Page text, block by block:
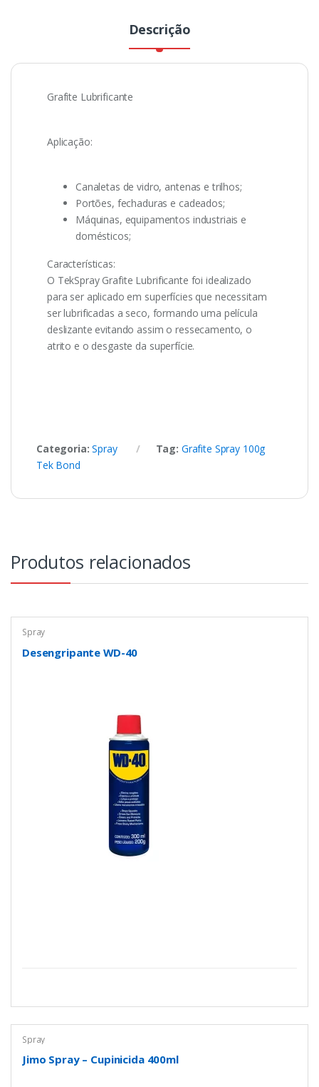
Descrição
Grafite Lubrificante
Aplicação:
Canaletas de vidro, antenas e trilhos;
Portões, fechaduras e cadeados;
Máquinas, equipamentos industriais e
domésticos;
Características:
O TekSpray Grafite Lubrificante foi idealizado
para ser aplicado em superfícies que necessitam
ser lubrificadas a seco, formando uma película
deslizante evitando assim o ressecamento, o
atrito e o desgaste da superfície.
Categoria:Spray Tag: Grafite Spray 100g
Tek Bond
Produtos relacionados
Spray
Desengripante WD-40
Spray
Jimo Spray – Cupinicida 400ml